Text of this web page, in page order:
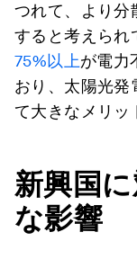
つれて、より分
すると考えられ
75%以上が電力
おり、太陽光発
て大きなメリッ
新興国
な影響